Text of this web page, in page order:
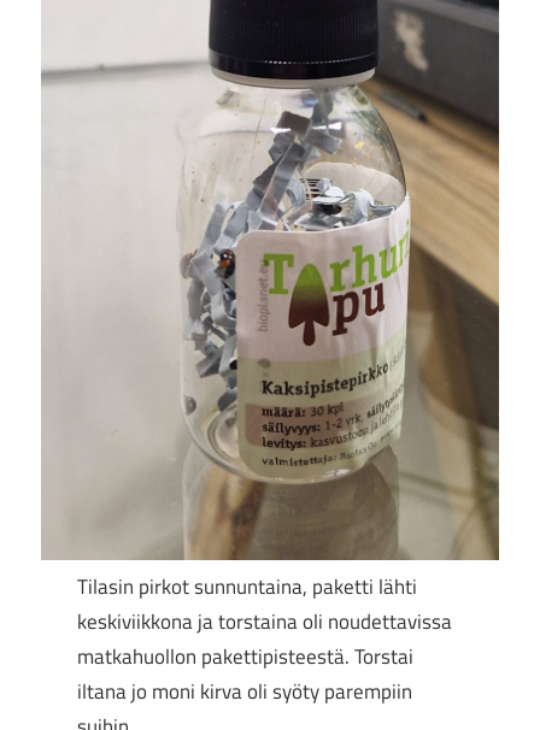
Tilasin pirkot sunnuntaina, paketti lähti
keskiviikkona ja torstaina oli noudettavissa
matkahuollon pakettipisteestä. Torstai
iltana jo moni kirva oli syöty parempiin